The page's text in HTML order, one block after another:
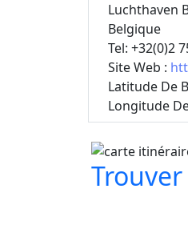
Luchthaven
Belgique
Tel: +32(0)2
Site Web :
Latitude De
Longitude